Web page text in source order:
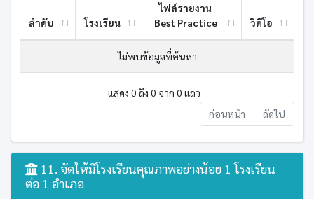
ลำดับ โรงเรียน
ไฟล์รายงาน
Best ​Practice
วิดีโอ
ไม่พบข้อมูลที่ค้นหา
แสดง 0 ถึง 0 จาก 0 แถว
ก่อนหน้า
ถัดไป
11. จัดให้มีโรงเรียนคุณภาพอย่างน้อย 1 โรงเรียน
ต่อ 1 อำเภอ